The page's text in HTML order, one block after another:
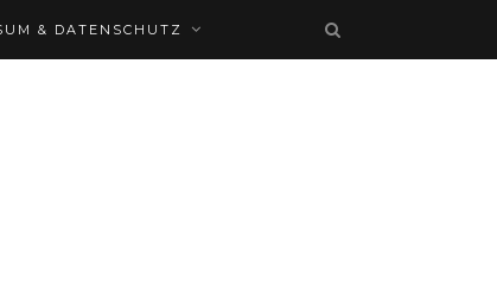
& DATENSCHUTZ